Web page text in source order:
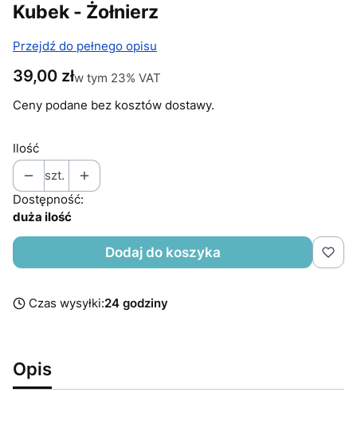
Kubek - Żołnierz
Przejdź do pełnego opisu
Cena
39,00 złw tym 23% VAT
w tym 23% VAT
Ceny podane bez kosztów dostawy.
Ilość
szt.
Dostępność:
duża ilość
Dodaj do koszyka
Czas wysyłki:24 godziny
Opis